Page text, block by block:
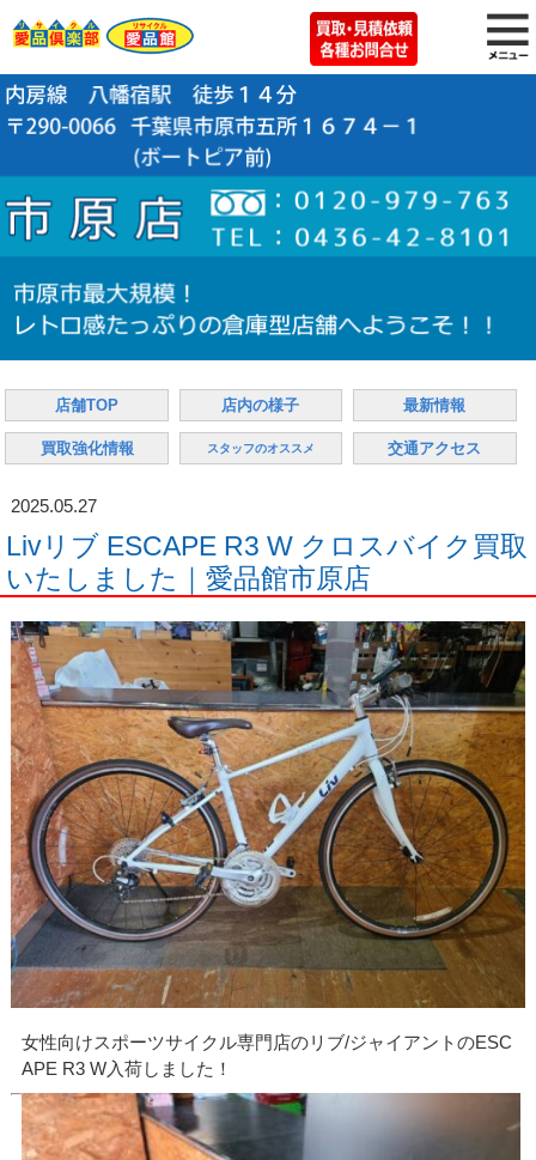
店舗TOP 店内の様子 最新情報
買取強化情報 スタッフのオススメ 交通アクセス
2025.05.27
Livリブ ESCAPE R3 W クロスバイク買取
いたしました｜愛品館市原店
女性向けスポーツサイクル専門店のリブ/ジャイアントのESC
APE R3 W入荷しました！